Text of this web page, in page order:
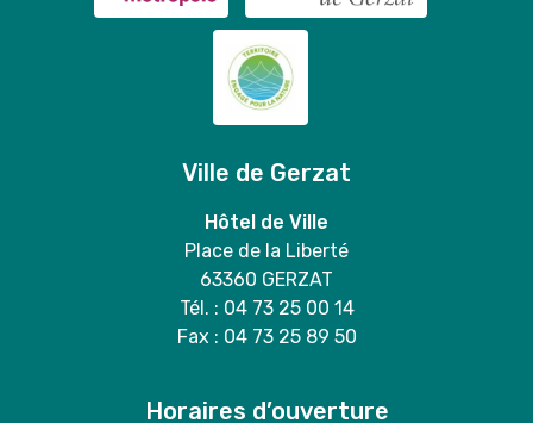
Ville de Gerzat
Hôtel de Ville
Place de la Liberté
63360 GERZAT
Tél. : 04 73 25 00 14
Fax : 04 73 25 89 50
Horaires d’ouverture